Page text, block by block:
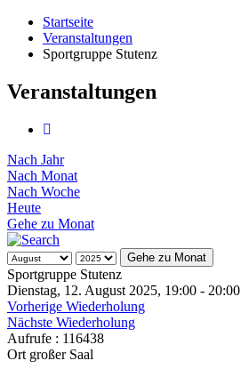
Startseite
Veranstaltungen
Sportgruppe Stutenz
Veranstaltungen
Nach Jahr
Nach Monat
Nach Woche
Heute
Gehe zu Monat
Gehe zu Monat
Sportgruppe Stutenz
Dienstag, 12. August 2025, 19:00 - 20:00
Vorherige Wiederholung
Nächste Wiederholung
Aufrufe : 116438
Ort großer Saal